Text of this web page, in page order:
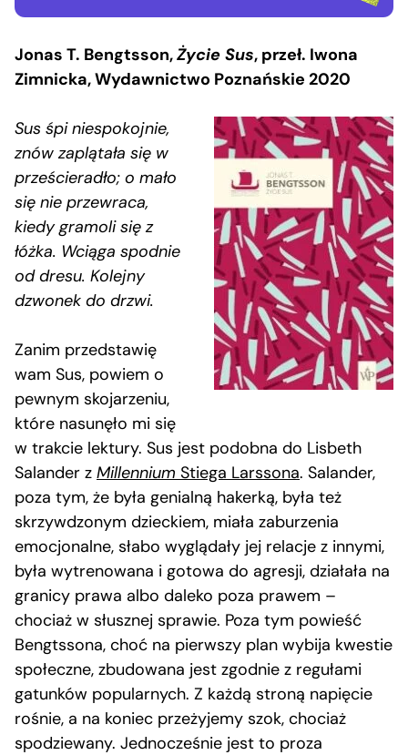
Jonas T. Bengtsson,Życie Sus, przeł. Iwona
Zimnicka, Wydawnictwo Poznańskie 2020
Sus śpi niespokojnie,
znów zaplątała się w
prześcieradło; o mało
się nie przewraca,
kiedy gramoli się z
łóżka. Wciąga spodnie
od dresu. Kolejny
dzwonek do drzwi.
Zanim przedstawię
wam Sus, powiem o
pewnym skojarzeniu,
które nasunęło mi się
w trakcie lektury. Sus jest podobna do Lisbeth
Salander z Millennium Stiega Larssona. Salander,
poza tym, że była genialną hakerką, była też
skrzywdzonym dzieckiem, miała zaburzenia
emocjonalne, słabo wyglądały jej relacje z innymi,
była wytrenowana i gotowa do agresji, działała na
granicy prawa albo daleko poza prawem –
chociaż w słusznej sprawie. Poza tym powieść
Bengtssona, choć na pierwszy plan wybija kwestie
społeczne, zbudowana jest zgodnie z regułami
gatunków popularnych. Z każdą stroną napięcie
rośnie, a na koniec przeżyjemy szok, chociaż
spodziewany. Jednocześnie jest to proza